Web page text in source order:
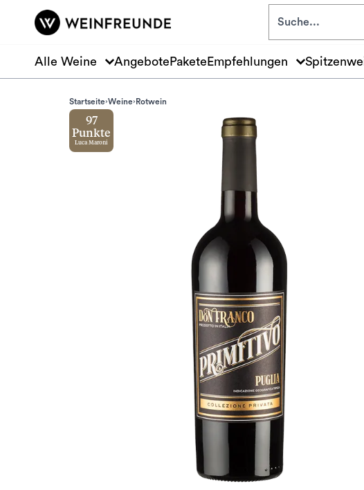
Zum Hauptinhalt springen
Alle Weine Angebote Pakete Empfehlungen
Startseite Weine Rotwein
97
Punkte
Luca Maroni